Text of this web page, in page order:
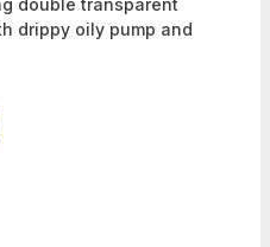
double transparent
drippy oily pump and